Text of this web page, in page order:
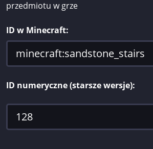
przedmiotu w grze
ID w Minecraft:
ID numeryczne (starsze wersje):